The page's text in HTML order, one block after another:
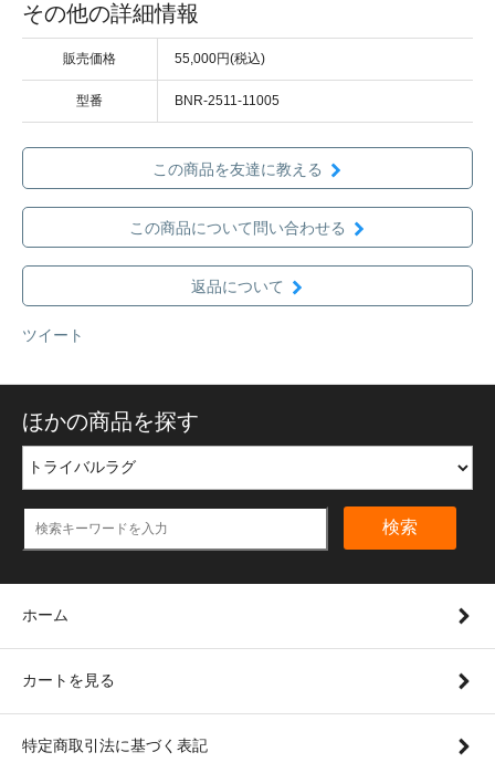
その他の詳細情報
販売価格 55,000円(税込)
型番 BNR-2511-11005
この商品を友達に教える
この商品について問い合わせる
返品について
ツイート
ほかの商品を探す
検索
ホーム
カートを見る
特定商取引法に基づく表記